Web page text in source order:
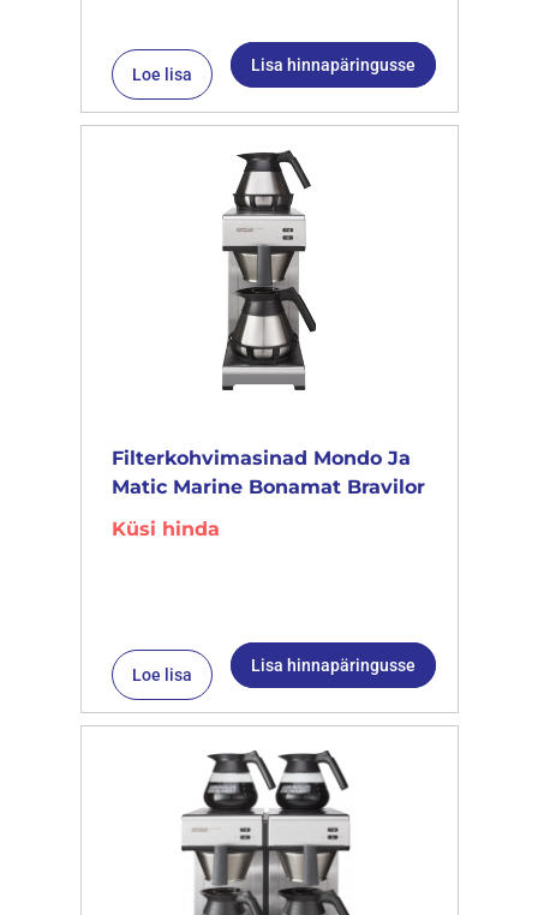
Loe lisa Lisa hinnapäringusse
Filterkohvimasinad Mondo Ja
Matic Marine Bonamat Bravilor
Küsi hinda
Loe lisa Lisa hinnapäringusse